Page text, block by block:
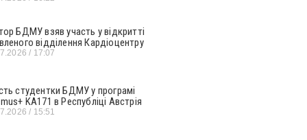
БДМУ взяв участь у відкритті
відділення Кардіоцентру
17:07
студентки БДМУ у програмі
KA171 в Республіці Австрія
15:51